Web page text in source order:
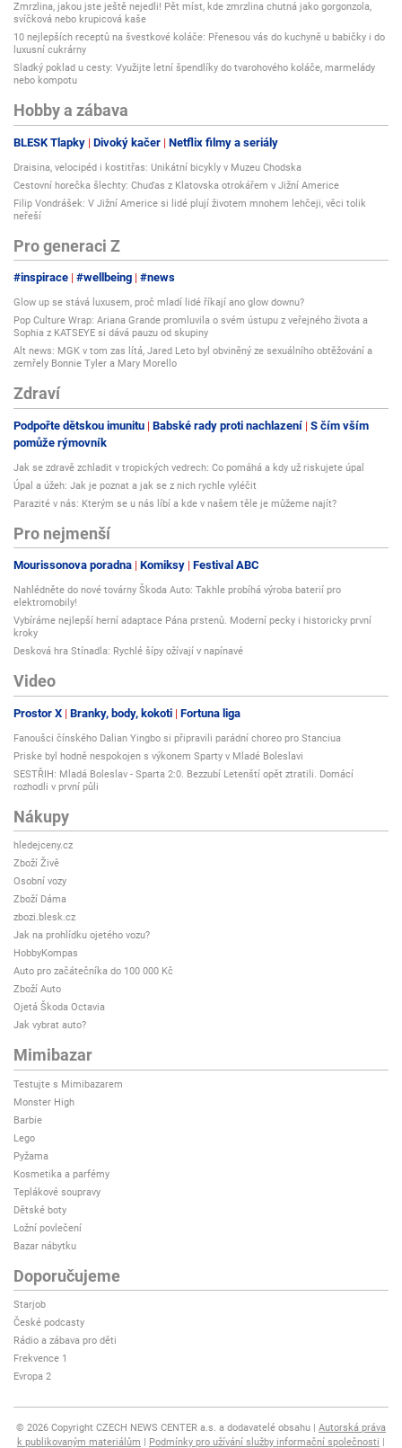
Zmrzlina, jakou jste ještě nejedli! Pět míst, kde zmrzlina chutná jako gorgonzola,
svíčková nebo krupicová kaše
10 nejlepších receptů na švestkové koláče: Přenesou vás do kuchyně u babičky i do
luxusní cukrárny
Sladký poklad u cesty: Využijte letní špendlíky do tvarohového koláče, marmelády
nebo kompotu
Hobby a zábava
BLESK Tlapky Divoký kačer Netflix filmy a seriály
Draisina, velocipéd i kostitřas: Unikátní bicykly v Muzeu Chodska
Cestovní horečka šlechty: Chuďas z Klatovska otrokářem v Jižní Americe
Filip Vondrášek: V Jižní Americe si lidé plují životem mnohem lehčeji, věci tolik
neřeší
Pro generaci Z
#inspirace #wellbeing #news
Glow up se stává luxusem, proč mladí lidé říkají ano glow downu?
Pop Culture Wrap: Ariana Grande promluvila o svém ústupu z veřejného života a
Sophia z KATSEYE si dává pauzu od skupiny
Alt news: MGK v tom zas lítá, Jared Leto byl obviněný ze sexuálního obtěžování a
zemřely Bonnie Tyler a Mary Morello
Zdraví
Podpořte dětskou imunitu Babské rady proti nachlazení S čím vším
pomůže rýmovník
Jak se zdravě zchladit v tropických vedrech: Co pomáhá a kdy už riskujete úpal
Úpal a úžeh: Jak je poznat a jak se z nich rychle vyléčit
Parazité v nás: Kterým se u nás líbí a kde v našem těle je můžeme najít?
Pro nejmenší
Mourissonova poradna Komiksy Festival ABC
Nahlédněte do nové továrny Škoda Auto: Takhle probíhá výroba baterií pro
elektromobily!
Vybíráme nejlepší herní adaptace Pána prstenů. Moderní pecky i historicky první
kroky
Desková hra Stínadla: Rychlé šípy ožívají v napínavé
Video
Prostor X Branky, body, kokoti Fortuna liga
Fanoušci čínského Dalian Yingbo si připravili parádní choreo pro Stanciua
Priske byl hodně nespokojen s výkonem Sparty v Mladé Boleslavi
SESTŘIH: Mladá Boleslav - Sparta 2:0. Bezzubí Letenští opět ztratili. Domácí
rozhodli v první půli
Nákupy
hledejceny.cz
Zboží Živě
Osobní vozy
Zboží Dáma
zbozi.blesk.cz
Jak na prohlídku ojetého vozu?
HobbyKompas
Auto pro začátečníka do 100 000 Kč
Zboží Auto
Ojetá Škoda Octavia
Jak vybrat auto?
Mimibazar
Testujte s Mimibazarem
Monster High
Barbie
Lego
Pyžama
Kosmetika a parfémy
Teplákové soupravy
Dětské boty
Ložní povlečení
Bazar nábytku
Doporučujeme
Starjob
České podcasty
Rádio a zábava pro děti
Frekvence 1
Evropa 2
© 2026 Copyright CZECH NEWS CENTER a.s. a dodavatelé obsahu
Autorská práva
k publikovaným materiálům
Podmínky pro užívání služby informační společnosti